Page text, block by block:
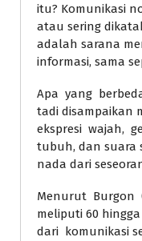
itu? Komunikasi
atau sering
adalah sarana
informasi, sama
Apa yang
tadi disampaikan
ekspresi wajah,
tubuh, dan suara
nada dari
Menurut Burgon
meliputi 60 hingga
dari komunikasi